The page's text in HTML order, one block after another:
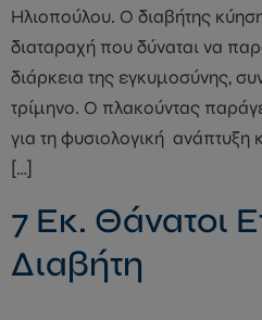
Ηλιοπούλου. Ο διαβήτης
διαταραχή που δύναται να
διάρκεια της εγκυμοσύνης,
τρίμηνο. Ο πλακούντας
για τη φυσιολογική
[…]
7 Εκ. Θάνατοι
Διαβήτη